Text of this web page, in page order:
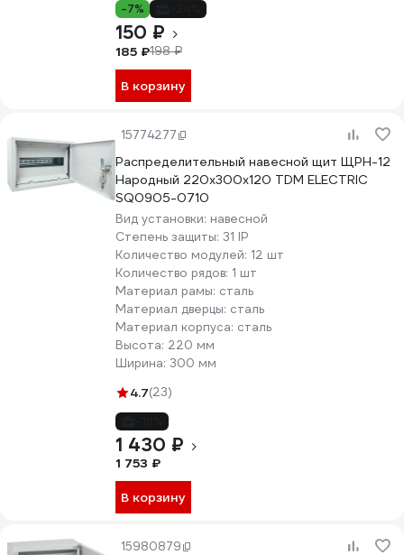
-7%
150 ₽
185 ₽198 ₽
В корзину
15774277
Распределительный навесной щит ЩРН-12
Народный 220х300х120 TDM ELECTRIC
SQ0905-0710
Вид установки: навесной
Степень защиты: 31 IP
Количество модулей: 12 шт
Количество рядов: 1 шт
Материал рамы: сталь
Материал дверцы: сталь
Материал корпуса: сталь
Высота: 220 мм
Ширина: 300 мм
4.7(23)
1 430 ₽
1 753 ₽
В корзину
15980879